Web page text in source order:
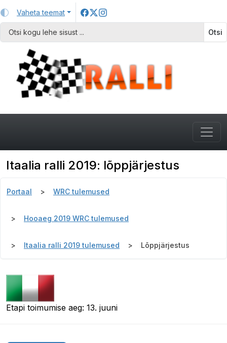
Vaheta teemat
Otsi
Itaalia ralli 2019: lõppjärjestus
Portaal WRC tulemused
Hooaeg 2019 WRC tulemused
Itaalia ralli 2019 tulemused Lõppjärjestus
Etapi toimumise aeg: 13. juuni